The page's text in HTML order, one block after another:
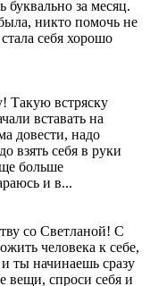
буквально за месяц.
никто помочь не
себя хорошо
Такую встряску
вставать на
довести, надо
взять себя в руки
больше
и в...
со Светланой! С
человека к себе,
ты начинаешь сразу
вещи, спроси себя и